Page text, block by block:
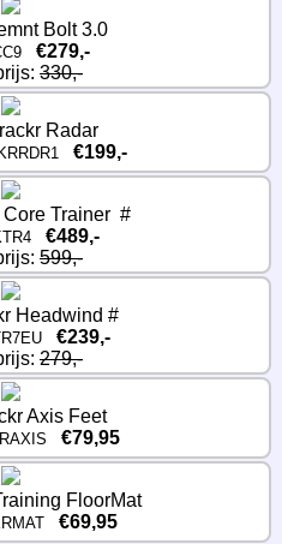
Bolt 3.0
€279,-
330,-
Radar
€199,-
Trainer  #
€489,-
599,-
Headwind #
€239,-
279,-
Axis Feet
€79,95
FloorMat
€69,95